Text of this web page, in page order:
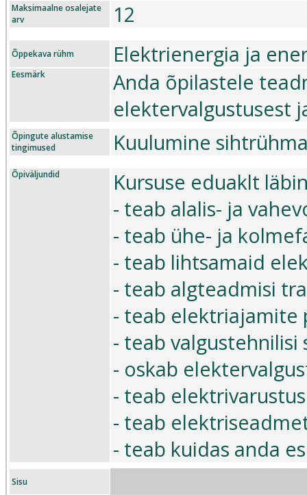
Maksimaalne osalejate
arv
12
Õppekava rühm Elektrienergia ja
Eesmärk
Anda õpilastele
elektervalgustusest
Õpingute alustamise
tingimused
Kuulumine
Õpiväljundid
Kursuse eduaklt
- teab alalis- ja
- teab ühe- ja
- teab lihtsamaid
- teab algteadmisi
- teab elektriajamite
- teab valgustehnilisi
- oskab
- teab
- teab
- teab kuidas anda
Sisu